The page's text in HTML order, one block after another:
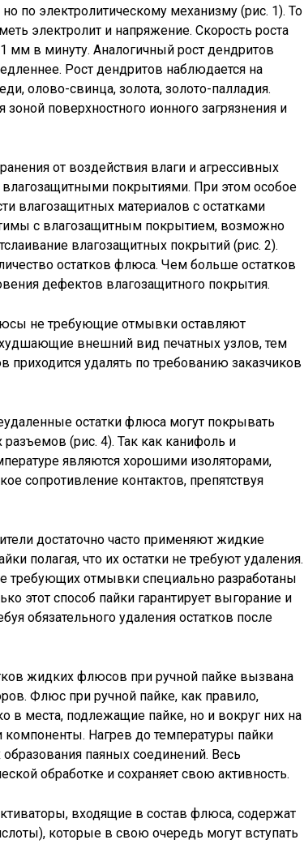
по электролитическому механизму (рис. 1). То
электролит и напряжение. Скорость роста
мм в минуту. Аналогичный рост дендритов
Рост дендритов наблюдается на
олово-свинца, золота, золото-палладия.
зоной поверхностного ионного загрязнения и
от воздействия влаги и агрессивных
покрытиями. При этом особое
влагозащитных материалов с остатками
с влагозащитным покрытием, возможно
влагозащитных покрытий (рис. 2).
остатков флюса. Чем больше остатков
дефектов влагозащитного покрытия.
не требующие отмывки оставляют
внешний вид печатных узлов, тем
приходится удалять по требованию заказчиков
остатки флюса могут покрывать
(рис. 4). Так как канифоль и
являются хорошими изоляторами,
сопротивление контактов, препятствуя
достаточно часто применяют жидкие
полагая, что их остатки не требуют удаления.
отмывки специально разработаны
этот способ пайки гарантирует выгорание и
обязательного удаления остатков после
жидких флюсов при ручной пайке вызвана
Флюс при ручной пайке, как правило,
в места, подлежащие пайке, но и вокруг них на
Нагрев до температуры пайки
паяных соединений. Весь
обработке и сохраняет свою активность.
входящие в состав флюса, содержат
которые в свою очередь могут вступать